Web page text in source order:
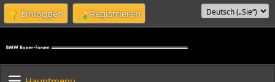
Einloggen Registrieren